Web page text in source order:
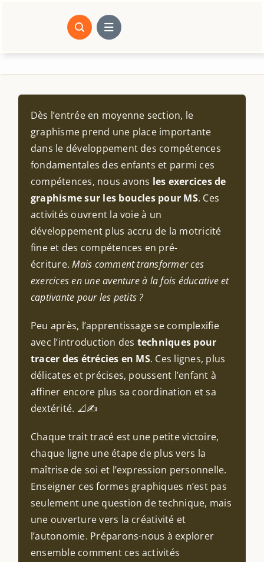
Dès l’entrée en moyenne section, le
graphisme prend une place importante
dans le développement des compétences
fondamentales des enfants et parmi ces
compétences, nous avons les exercices de
graphisme sur les boucles pour MS. Ces
activités ouvrent la voie à un
développement plus accru de la motricité
fine et des compétences en pré-
écriture.Mais comment transformer ces
exercices en une aventure à la fois éducative et
captivante pour les petits ?
Peu après, l’apprentissage se complexifie
avec l’introduction des techniques pour
tracer des étrécies en MS. Ces lignes, plus
délicates et précises, poussent l’enfant à
affiner encore plus sa coordination et sa
dextérité. 📐✍️
Chaque trait tracé est une petite victoire,
chaque ligne une étape de plus vers la
maîtrise de soi et l’expression personnelle.
Enseigner ces formes graphiques n’est pas
seulement une question de technique, mais
une ouverture vers la créativité et
l’autonomie. Préparons-nous à explorer
ensemble comment ces activités